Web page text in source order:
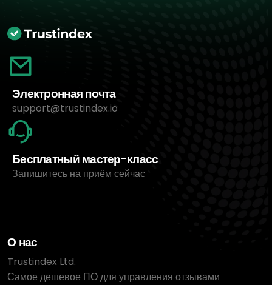
Электронная почта
support@trustindex.io
Бесплатный мастер-класс
Запишитесь на приём сейчас
О нас
Trustindex Ltd.
Самое дешевое ПО для управления отзывами